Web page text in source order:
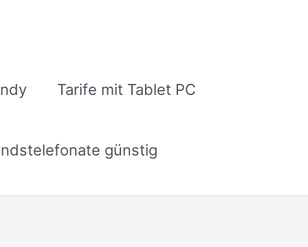
Tarife mit Tablet PC
günstig